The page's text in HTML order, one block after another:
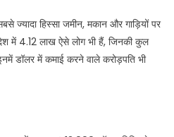
ज्यादा हिस्सा जमीन, मकान और गाड़ियों पर
में 4.12 लाख ऐसे लोग भी हैं, जिनकी कुल
डॉलर में कमाई करने वाले करोड़पति भी